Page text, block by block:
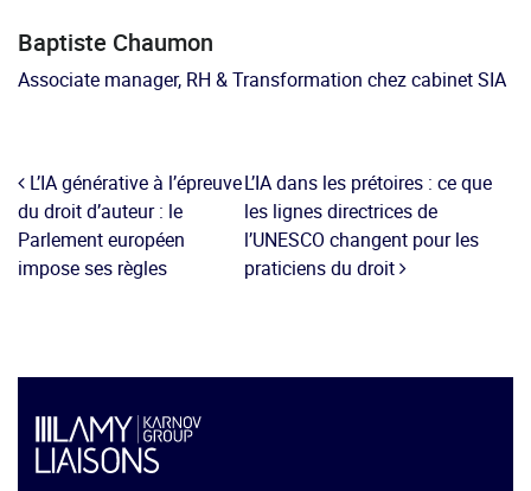
Baptiste Chaumon
Associate manager, RH & Transformation chez cabinet SIA
L’IA générative à l’épreuve
du droit d’auteur : le
Parlement européen
impose ses règles
L’IA dans les prétoires : ce que
les lignes directrices de
l’UNESCO changent pour les
praticiens du droit